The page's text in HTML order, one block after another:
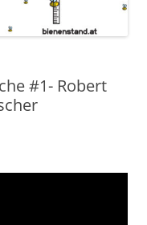
#1- Robert